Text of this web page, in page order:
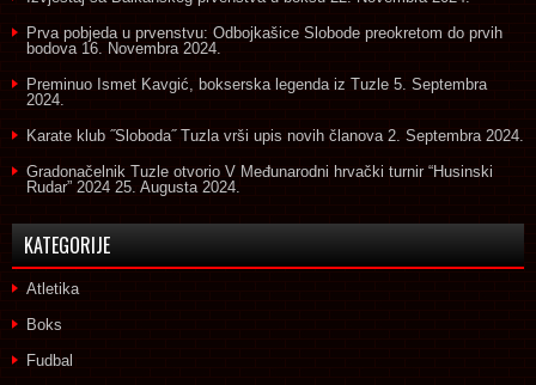
Prva pobjeda u prvenstvu: Odbojkašice Slobode preokretom do prvih
bodova 16. Novembra 2024.
Preminuo Ismet Kavgić, bokserska legenda iz Tuzle 5. Septembra
2024.
Karate klub ˝Sloboda˝ Tuzla vrši upis novih članova 2. Septembra 2024.
Gradonačelnik Tuzle otvorio V Međunarodni hrvački turnir “Husinski
Rudar” 2024 25. Augusta 2024.
KATEGORIJE
Atletika
Boks
Fudbal